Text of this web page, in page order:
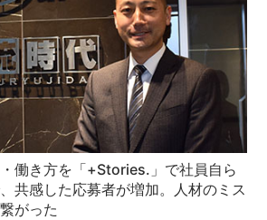
働き方を「+Stories.」で社員自ら
共感した応募者が増加。人材のミス
がった